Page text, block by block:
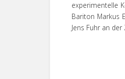
experimentelle
Bariton Markus
Jens Fuhr an